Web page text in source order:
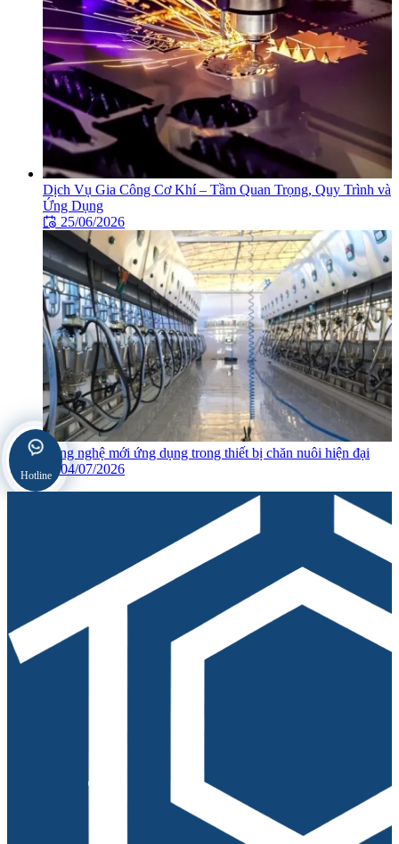
Dịch Vụ Gia Công Cơ Khí – Tầm Quan Trọng, Quy Trình và
Ứng Dụng
25/06/2026
Công nghệ mới ứng dụng trong thiết bị chăn nuôi hiện đại
04/07/2026
Hotline